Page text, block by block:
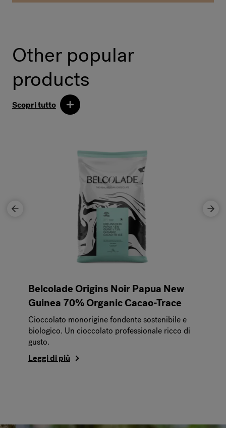
Other popular
products
Scopri tutto
Belcolade Origins Noir Papua New
Guinea 70% Organic Cacao-Trace
Cioccolato monorigine fondente sostenibile e
biologico. Un cioccolato professionale ricco di
gusto.
Leggi di più